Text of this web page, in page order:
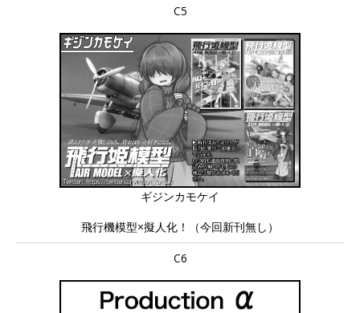
C5
ギジンカモケイ
飛行機模型×擬人化！（今回新刊無し）
C6